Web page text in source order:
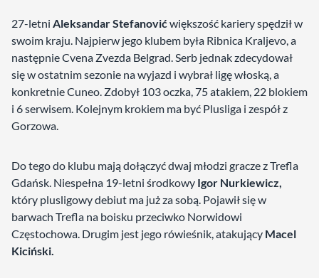
27-letni Aleksandar Stefanovićwiększość kariery spędził w
swoim kraju. Najpierw jego klubem była Ribnica Kraljevo, a
następnie Cvena Zvezda Belgrad. Serb jednak zdecydował
się w ostatnim sezonie na wyjazd i wybrał ligę włoską, a
konkretnie Cuneo. Zdobył 103 oczka, 75 atakiem, 22 blokiem
i 6 serwisem. Kolejnym krokiem ma być Plusliga i zespół z
Gorzowa.
Do tego do klubu mają dołączyć dwaj młodzi gracze z Trefla
Gdańsk. Niespełna 19-letni środkowy Igor Nurkiewicz,
który plusligowy debiut ma już za sobą. Pojawił się w
barwach Trefla na boisku przeciwko Norwidowi
Częstochowa. Drugim jest jego rówieśnik, atakujący Macel
Kiciński.